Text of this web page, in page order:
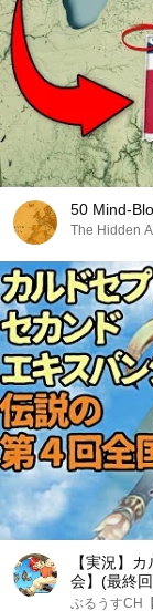
50 Mind-
The Hidden
【実況】
会】(最終
ぶるうすCH